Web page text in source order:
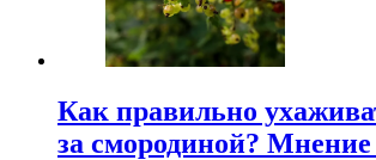
Как правильно
за смородиной? Мнение